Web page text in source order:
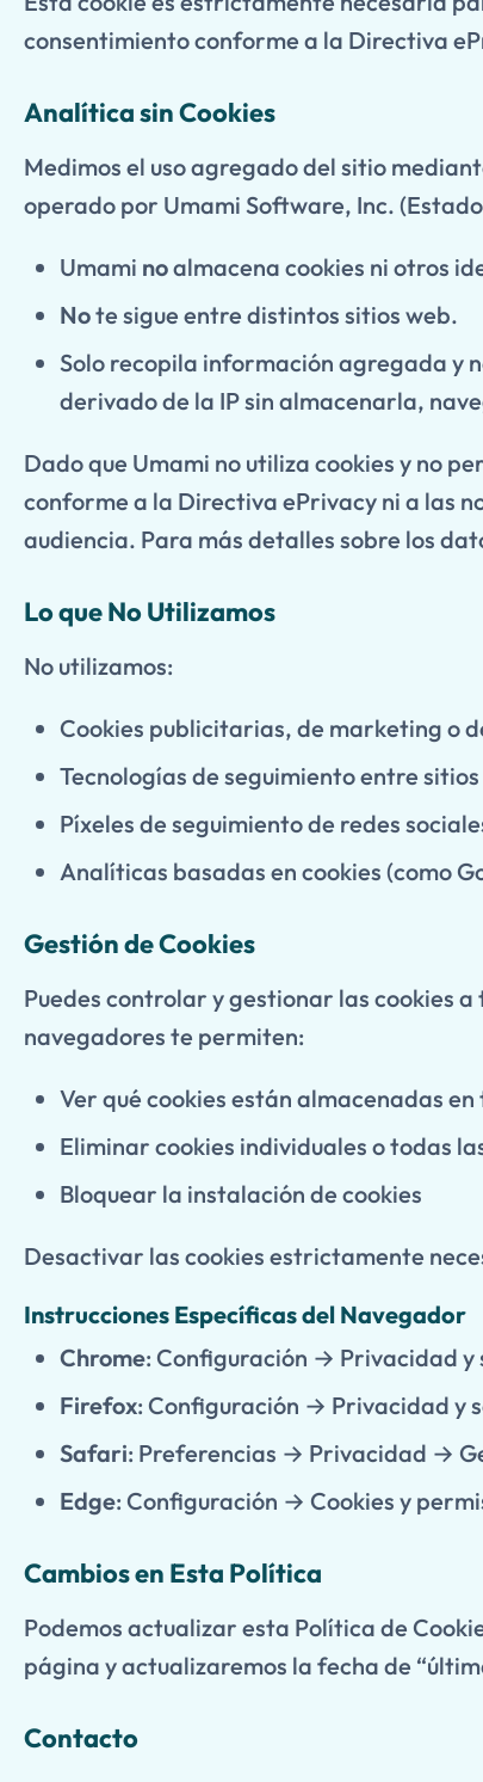
consentimiento conforme a la Directiva
Analítica sin Cookies
Medimos el uso agregado del sitio
operado por Umami Software, Inc.
Umami noalmacena cookies ni otros
Note sigue entre distintos sitios web.
Solo recopila información agregada y
derivado de la IP sin almacenarla,
Dado que Umami no utiliza cookies y no
conforme a la Directiva ePrivacy ni a las
audiencia. Para más detalles sobre los
Lo que No Utilizamos
No utilizamos:
Cookies publicitarias, de marketing o
Tecnologías de seguimiento entre sitios
Píxeles de seguimiento de redes
Analíticas basadas en cookies (como
Gestión de Cookies
Puedes controlar y gestionar las cookies
navegadores te permiten:
Ver qué cookies están almacenadas
Eliminar cookies individuales o todas
Bloquear la instalación de cookies
Desactivar las cookies estrictamente
Instrucciones Específicas del Navegador
Chrome: Configuración → Privacidad
Firefox: Configuración → Privacidad y
Safari: Preferencias → Privacidad →
Edge: Configuración → Cookies y
Cambios en Esta Política
Podemos actualizar esta Política de
página y actualizaremos la fecha de
Contacto